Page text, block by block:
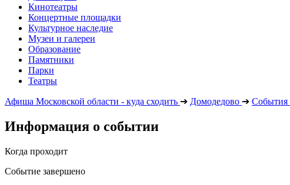
Кинотеатры
Концертные площадки
Культурное наследие
Музеи и галереи
Образование
Памятники
Парки
Театры
Афиша Московской области - куда сходить ➔ Домодедово ➔ События
Информация о событии
Когда проходит
Событие завершено